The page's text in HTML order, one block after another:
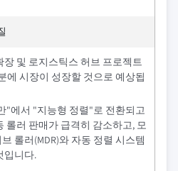
장 및 로지스틱스 허브 프로젝트
에 시장이 성장할 것으로 예상됩
"에서 "지능형 정렬"로 전환되고
롤러 판매가 급격히 감소하고, 모
롤러(MDR)와 자동 정렬 시스템
입니다.